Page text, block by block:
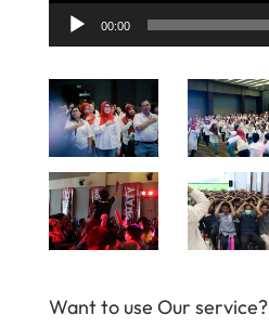
00:00
Want to use Our service?